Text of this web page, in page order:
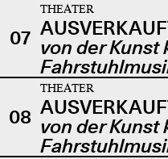
07
THEATER
von der Kunst
08
THEATER
von der Kunst